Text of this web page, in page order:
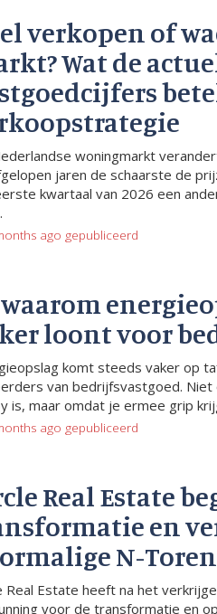
verkopen of
Wat de
woningmarkt
jaren de schaarste de
kwartaal van 2026 een
ago gepubliceerd
loont voor
komt steeds vaker op
van bedrijfsvastgoed. Niet
is, maar omdat je ermee grip
ago gepubliceerd
Real Estate
en
N-
Real Estate heeft na het
voor de transformatie en